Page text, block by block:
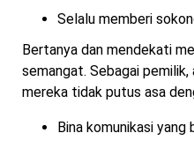
Selalu memberi
Bertanya dan mendekati
semangat. Sebagai
mereka tidak putus asa
Bina komunikasi yang